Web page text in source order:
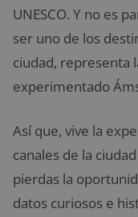
UNESCO. Y no es
ser uno de los
ciudad, representa
experimentado
Así que, vive la
canales de la
pierdas la
datos curiosos e